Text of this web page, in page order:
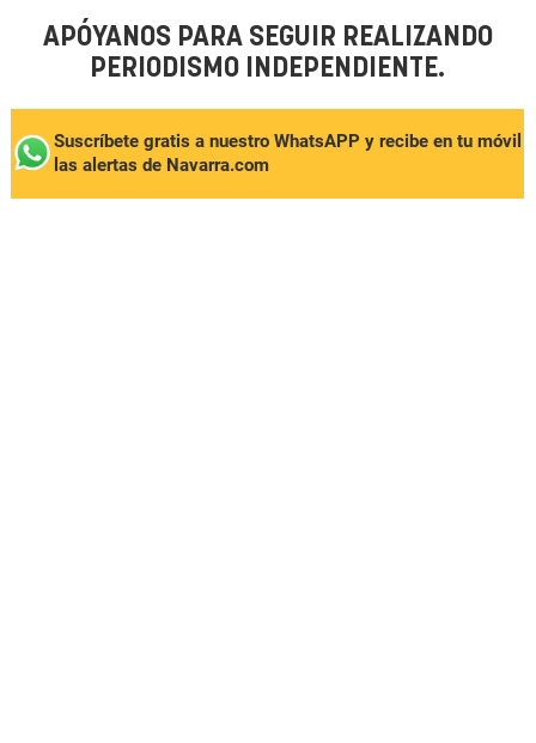
APÓYANOS PARA SEGUIR REALIZANDO
PERIODISMO INDEPENDIENTE.
Suscríbete gratis a nuestro WhatsAPP y recibe en tu móvil
las alertas de Navarra.com